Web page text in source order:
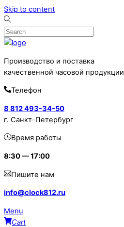
Skip to content
Производство и поставка
качественной часовой продукции
Телефон
8 812 493-34-50
г. Санкт-Петербург
Время работы
8:30 — 17:00
Пишите нам
info@clock812.ru
Menu
Cart